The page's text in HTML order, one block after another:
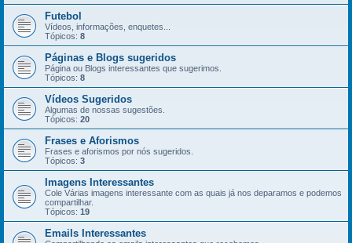
Futebol
Vídeos, informações, enquetes...
Tópicos: 8
Páginas e Blogs sugeridos
Página ou Blogs interessantes que sugerimos.
Tópicos: 8
Vídeos Sugeridos
Algumas de nossas sugestões.
Tópicos: 20
Frases e Aforismos
Frases e aforismos por nós sugeridos.
Tópicos: 3
Imagens Interessantes
Cole Várias imagens interessante com as quais já nos deparamos e podemos
compartilhar.
Tópicos: 19
Emails Interessantes